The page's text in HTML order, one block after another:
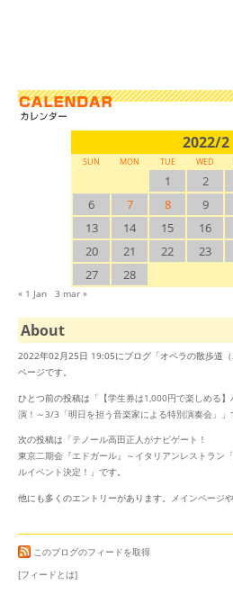
2022/2
SUN MON TUE WED
1 2
6
7 8 9
13
14 15 16
20
21 22 23
27
28
« 1 Jan 3 mar »
About
2022年02月25日 19:05にブログ「オペラの散歩道
ページです。
ひとつ前の投稿は「 【学生券は1,000円で楽しめる
演！～3/3「明日を担う音楽家による特別演奏会」
」
次の投稿は「テノール高田正人がナビゲート！
東京二期会『エドガール』～イタリアンレストラン
ルイベント決定！ 」です。
他にも多くのエントリーがあります。 メインページや
このブログのフィードを取得
[フィードとは]